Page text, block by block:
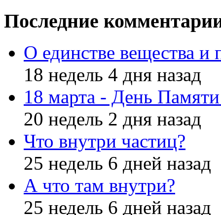
Последние
О единстве вещества и
18 недель 4 дня назад
18 марта - День
20 недель 2 дня назад
Что внутри частиц?
25 недель 6 дней назад
А что там внутри?
25 недель 6 дней назад